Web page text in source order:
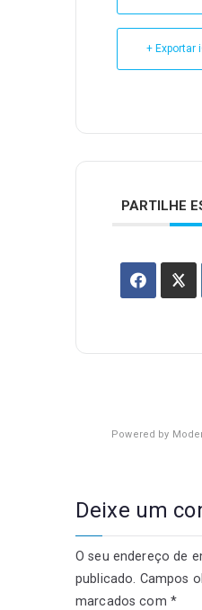
+ Exportar
PARTILHE
Powered by
Deixe um
O seu endereço de
publicado. Campos
marcados com *